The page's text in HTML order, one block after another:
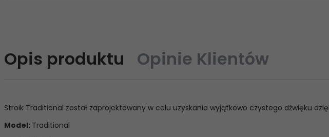
Opis produktu Opinie Klientów
Stroik Traditional został zaprojektowany w celu uzyskania wyjątkowo czystego dźwięku
Model: Traditional